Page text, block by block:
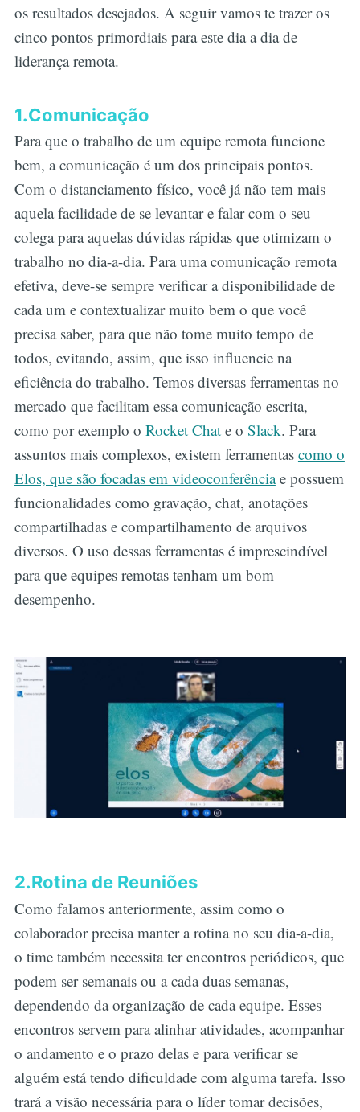
os resultados desejados. A seguir vamos te trazer os
cinco pontos primordiais para este dia a dia de
liderança remota.
1.Comunicação
Para que o trabalho de um equipe remota funcione
bem, a comunicação é um dos principais pontos.
Com o distanciamento físico, você já não tem mais
aquela facilidade de se levantar e falar com o seu
colega para aquelas dúvidas rápidas que otimizam o
trabalho no dia-a-dia. Para uma comunicação remota
efetiva, deve-se sempre verificar a disponibilidade de
cada um e contextualizar muito bem o que você
precisa saber, para que não tome muito tempo de
todos, evitando, assim, que isso influencie na
eficiência do trabalho. Temos diversas ferramentas no
mercado que facilitam essa comunicação escrita,
como por exemplo o Rocket Chate o Slack. Para
assuntos mais complexos, existem ferramentas como o
Elos, que são focadas em videoconferênciae possuem
funcionalidades como gravação, chat, anotações
compartilhadas e compartilhamento de arquivos
diversos. O uso dessas ferramentas é imprescindível
para que equipes remotas tenham um bom
desempenho.
2.Rotina de Reuniões
Como falamos anteriormente, assim como o
colaborador precisa manter a rotina no seu dia-a-dia,
o time também necessita ter encontros periódicos, que
podem ser semanais ou a cada duas semanas,
dependendo da organização de cada equipe. Esses
encontros servem para alinhar atividades, acompanhar
o andamento e o prazo delas e para verificar se
alguém está tendo dificuldade com alguma tarefa. Isso
trará a visão necessária para o líder tomar decisões,